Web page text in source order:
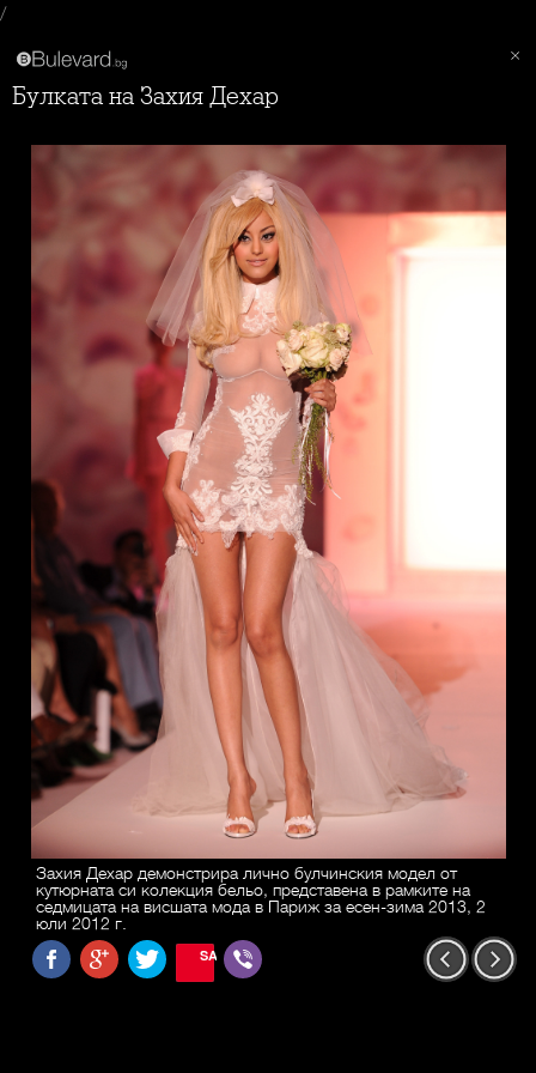
/
Булката на Захия Дехар
Захия Дехар демонстрира лично булчинския модел от
кутюрната си колекция бельо, представена в рамките на
седмицата на висшата мода в Париж за есен-зима 2013, 2
юли 2012 г.
SAVE